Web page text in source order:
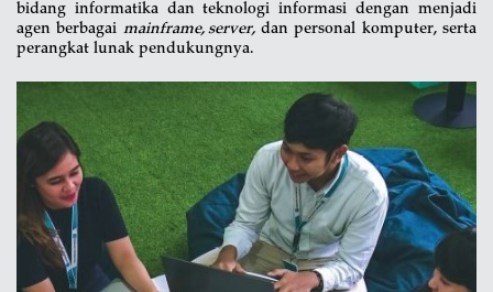
bidang informatika dan teknologi informasi dengan menjadi
agen berbagai mainframe, server,dan personal komputer, serta
perangkat lunak pendukungnya.